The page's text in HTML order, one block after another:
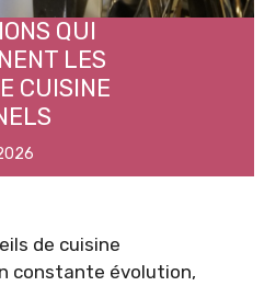
QUI
LES
CUISINE
de cuisine
constante évolution,